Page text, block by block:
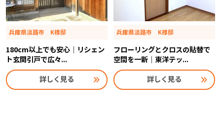
兵庫県淡路市 K様邸
180cm以上でも安心｜リシェン
ト玄関引戸で広々...
詳しく見る
兵庫県淡路市 K様邸
フローリングとクロスの貼替で
空間を一新｜東洋テッ...
詳しく見る